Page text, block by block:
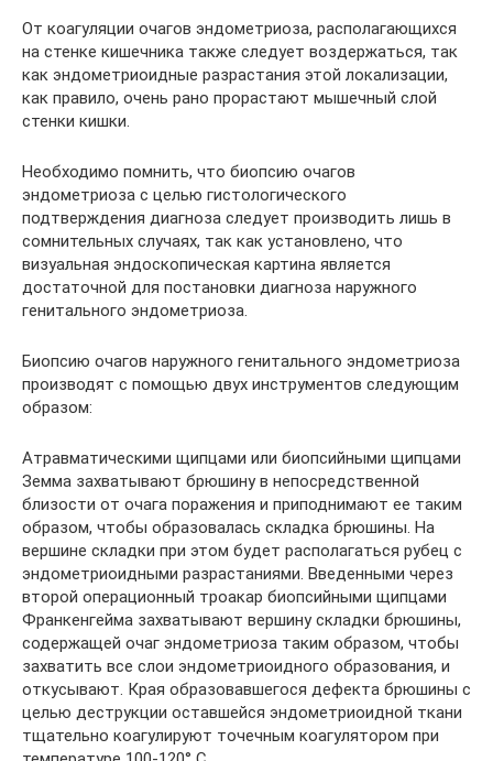
От коагуляции очагов эндометриоза, располагающихся
на стенке кишечника также следует воздержаться, так
как эндометриоидные разрастания этой локализации,
как правило, очень рано прорастают мышечный слой
стенки кишки.
Необходимо помнить, что биопсию очагов
эндометриоза с целью гистологического
подтверждения диагноза следует производить лишь в
сомнительных случаях, так как установлено, что
визуальная эндоскопическая картина является
достаточной для постановки диагноза наружного
генитального эндометриоза.
Биопсию очагов наружного генитального эндометриоза
производят с помощью двух инструментов следующим
образом:
Атравматическими щипцами или биопсийными щипцами
Земма захватывают брюшину в непосредственной
близости от очага поражения и приподнимают ее таким
образом, чтобы образовалась складка брюшины. На
вершине складки при этом будет располагаться рубец с
эндометриоидными разрастаниями. Введенными через
второй операционный троакар биопсийными щипцами
Франкенгейма захватывают вершину складки брюшины,
содержащей очаг эндометриоза таким образом, чтобы
захватить все слои эндометриоидного образования, и
откусывают. Края образовавшегося дефекта брюшины с
целью деструкции оставшейся эндометриоидной ткани
тщательно коагулируют точечным коагулятором при